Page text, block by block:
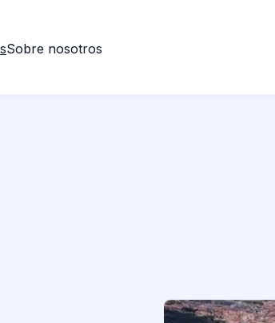
Sobre nosotros